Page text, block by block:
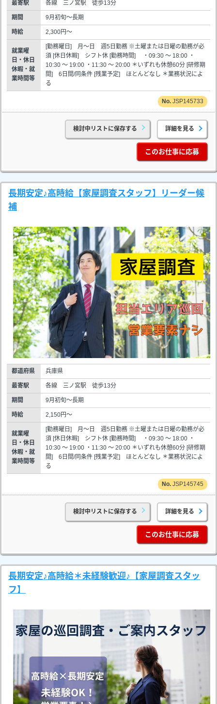
最寄駅 各線 三ノ宮駅 徒歩13分
期間 9月初旬～長期
時給 2,300円～
就業曜
日・休日
休暇・就
業時間等
[勤務曜日] 月～日 週5日勤務 ※土曜または日曜の勤務が必
須 [休日休暇] シフト休 [勤務時間] ・09:30 ～ 18:00 ・
10:30 ～ 19:00 ・11:30 ～ 20:00 ＊いずれも休憩60分 [研修期
間] 6日間/同条件 [残業予定] ほとんどなし ＊業務状況によ
る
JSP145733
検討中リストに保存する 詳細を見る
このお仕事に応募
長期安定♪高時給【家屋調査スタッフ】リーダー候
補
都道府県 兵庫県
最寄駅 各線 三ノ宮駅 徒歩13分
期間 9月初旬～長期
時給 2,150円～
就業曜
日・休日
休暇・就
業時間等
[勤務曜日] 月～日 週5日勤務 ※土曜または日曜の勤務が必
須 [休日休暇] シフト休 [勤務時間] ・09:30 ～ 18:00 ・
10:30 ～ 19:00 ・11:30 ～ 20:00 ＊いずれも休憩60分 [研修期
間] 6日間/同条件 [残業予定] ほとんどなし ＊業務状況によ
る
JSP145745
検討中リストに保存する 詳細を見る
このお仕事に応募
長期安定♪高時給＊未経験歓迎♪【家屋調査スタッ
フ】